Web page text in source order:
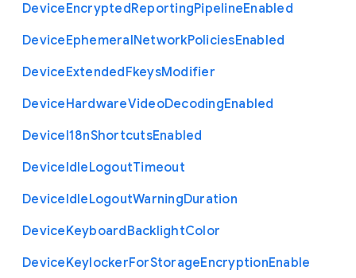
DeviceEncryptedReportingPipelineEnabled
DeviceEphemeralNetworkPoliciesEnabled
DeviceExtendedFkeysModifier
DeviceHardwareVideoDecodingEnabled
DeviceI18nShortcutsEnabled
DeviceIdleLogoutTimeout
DeviceIdleLogoutWarningDuration
DeviceKeyboardBacklightColor
DeviceKeylockerForStorageEncryptionEnable